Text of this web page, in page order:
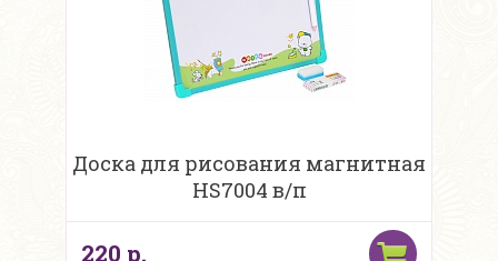
Доска для рисования магнитная
HS7004 в/п
220 р.